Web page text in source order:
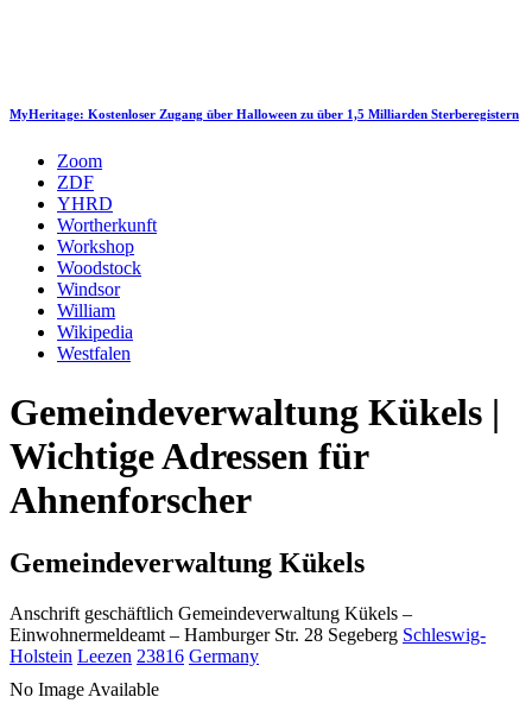
MyHeritage: Kostenloser Zugang über Halloween zu über 1,5 Milliarden Sterberegistern
Zoom
ZDF
YHRD
Wortherkunft
Workshop
Woodstock
Windsor
William
Wikipedia
Westfalen
Gemeindeverwaltung Kükels |
Wichtige Adressen für
Ahnenforscher
Gemeindeverwaltung Kükels
Anschrift geschäftlich Gemeindeverwaltung Kükels –
Einwohnermeldeamt – Hamburger Str. 28 Segeberg Schleswig-
Holstein Leezen 23816 Germany
No Image Available